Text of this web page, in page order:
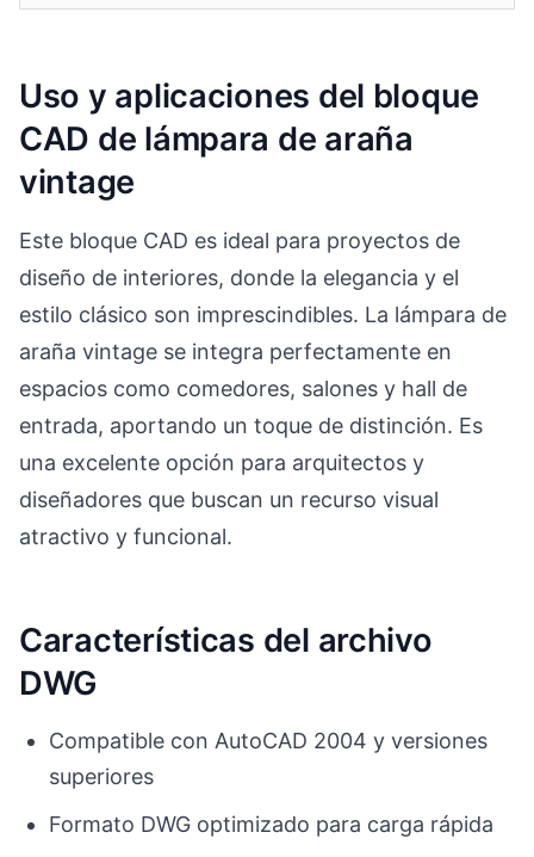
Uso y aplicaciones del bloque
CAD de lámpara de araña
vintage
Este bloque CAD es ideal para proyectos de
diseño de interiores, donde la elegancia y el
estilo clásico son imprescindibles. La lámpara de
araña vintage se integra perfectamente en
espacios como comedores, salones y hall de
entrada, aportando un toque de distinción. Es
una excelente opción para arquitectos y
diseñadores que buscan un recurso visual
atractivo y funcional.
Características del archivo
DWG
Compatible con AutoCAD 2004 y versiones
superiores
Formato DWG optimizado para carga rápida